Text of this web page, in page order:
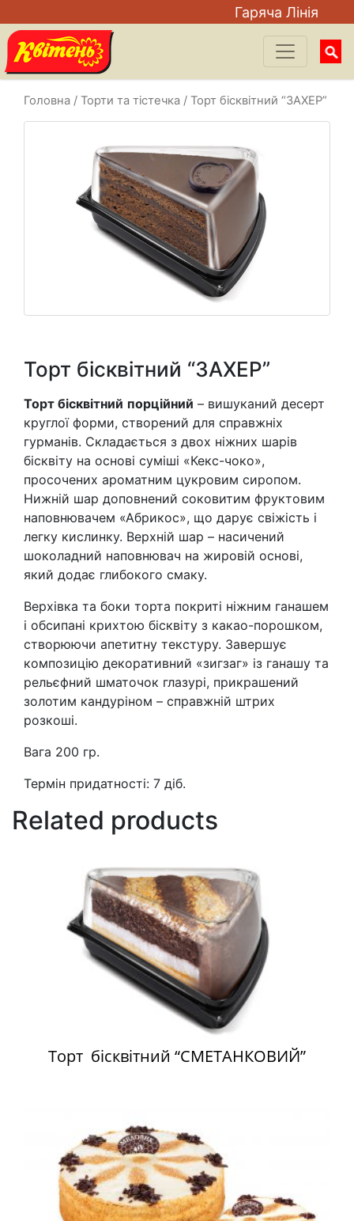
Гаряча Лiнiя
for:
Головна / Торти та тістечка / Торт бісквітний “ЗАХЕР”
Торт бісквітний “ЗАХЕР”
Торт бісквітний порційний – вишуканий десерт
круглої форми, створений для справжніх
гурманів. Складається з двох ніжних шарів
бісквіту на основі суміші «Кекс-чоко»,
просочених ароматним цукровим сиропом.
Нижній шар доповнений соковитим фруктовим
наповнювачем «Абрикос», що дарує свіжість і
легку кислинку. Верхній шар – насичений
шоколадний наповнювач на жировій основі,
який додає глибокого смаку.
Верхівка та боки торта покриті ніжним ганашем
і обсипані крихтою бісквіту з какао-порошком,
створюючи апетитну текстуру. Завершує
композицію декоративний «зигзаг» із ганашу та
рельєфний шматочок глазурі, прикрашений
золотим кандуріном – справжній штрих
розкоші.
Вага 200 гр.
Термін придатності: 7 діб.
Related products
Торт бісквітний “СМЕТАНКОВИЙ”